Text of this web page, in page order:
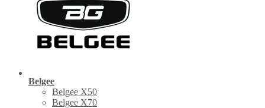
Belgee
Belgee X50
Belgee X70